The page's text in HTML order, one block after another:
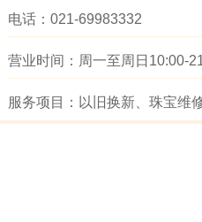
电话： 021-69983332
营业时间： 周一至周日10:00-
服务项目： 以旧换新、珠宝维